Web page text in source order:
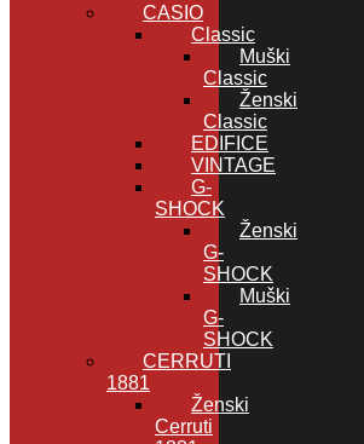
CASIO
Classic
Muški
Classic
Ženski
Classic
EDIFICE
VINTAGE
G-
SHOCK
Ženski
G-
SHOCK
Muški
G-
SHOCK
CERRUTI
1881
Ženski
Cerruti